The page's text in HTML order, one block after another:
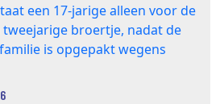
een 17‑jarige alleen voor de
broertje, nadat de
is opgepakt wegens